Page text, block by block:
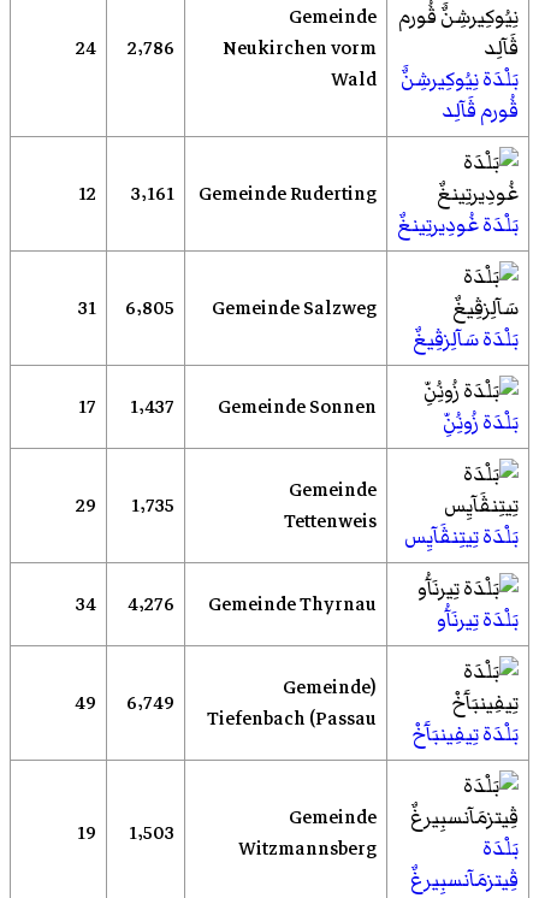
بَلْدَة نِيُوكِيرشِنٌَ
ڤُورم ڤَآلِد
Gemeinde
Neukirchen vorm
Wald
2٬786 24
بَلْدَة غُودِيرتِينغٌ
Gemeinde Ruderting 3٬161 12
بَلْدَة سَآلِزڤِيغٌ
Gemeinde Salzweg 6٬805 31
بَلْدَة زُونُِنِّ Gemeinde Sonnen 1٬437 17
بَلْدَة تِيتِنڤَآيِس
Gemeinde
Tettenweis
1٬735 29
بَلْدَة تِيرنَآُو Gemeinde Thyrnau 4٬276 34
بَلْدَة تِيفِينبَآَخْ
(Gemeinde
Tiefenbach (Passau
6٬749 49
بَلْدَة
ڤِيتزمَآنسبِيرغٌ
Gemeinde
Witzmannsberg
1٬503 19